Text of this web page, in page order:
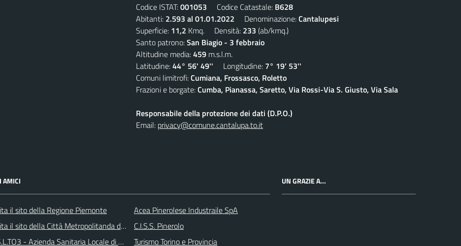
Codice ISTAT:001053 Codice Catastale: B628
Abitanti: 2.593 al 01.01.2022 Denominazione:Cantalupesi
Superficie: 11,2 Kmq. Densità: 233 (ab/kmq.)
Santo patrono:San Biagio - 3 febbraio
Altitudine media:459 m.s.l.m.
Latitudine:44° 56' 49'' Longitudine: 7° 19' 53''
Comuni limitrofi:Cumiana, Frossasco, Roletto
Frazioni e borgate:Cumba, Pianassa, Saretto, Via Rossi-Via S. Giusto, Via Sala
Responsabile della protezione dei dati (D.P.O.)
Email: privacy@comune.cantalupa.to.it
AMICI
il sito della Regione Piemonte
il sito della Città Metropolitanda di Torino
- Azienda Sanitaria Locale di Collegno e Pinerolo
Acea Pinerolese Industraile SpA
C.I.S.S. Pinerolo
Turismo Torino e Provincia
UN GRAZIE A...